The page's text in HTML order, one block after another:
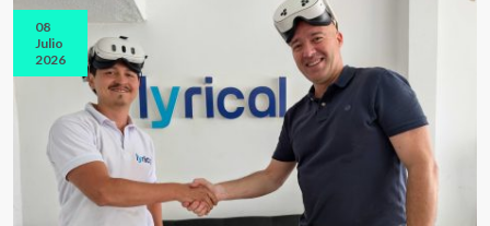
08
Julio
2026